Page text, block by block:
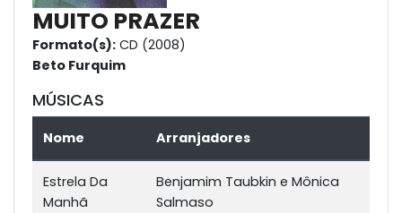
MUITO PRAZER
Formato(s): CD (2008)
Beto Furquim
MÚSICAS
Nome Arranjadores
Estrela Da
Manhã
Benjamim Taubkin e Mônica
Salmaso